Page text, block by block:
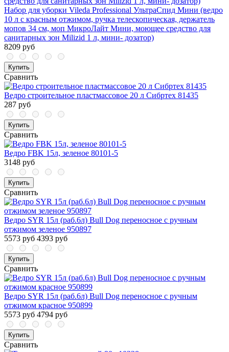
Набор для уборки Vileda Professional УльтраСпид Мини (ведро
10 л с красным отжимом, ручка телескопическая, держатель
мопов 34 см, моп МикроЛайт Мини, моющее средство для
санитарных зон Milizid 1 л, мини- дозатор)
8209 руб
Купить
Сравнить
Ведро строительное пластмассовое 20 л Сибртех 81435
287 руб
Купить
Сравнить
Ведро FBK 15л, зеленое 80101-5
3148 руб
Купить
Сравнить
Ведро SYR 15л (раб.6л) Bull Dog переносное с ручным
отжимом зеленое 950897
5573 руб 4393 руб
Купить
Сравнить
Ведро SYR 15л (раб.6л) Bull Dog переносное с ручным
отжимом красное 950899
5573 руб 4794 руб
Купить
Сравнить